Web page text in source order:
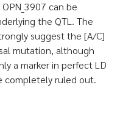
can be
the QTL. The
suggest the [A/C]
mutation, although
a marker in perfect LD
completely ruled out.